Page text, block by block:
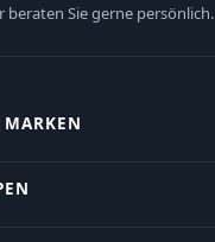
beraten Sie gerne persönlich.